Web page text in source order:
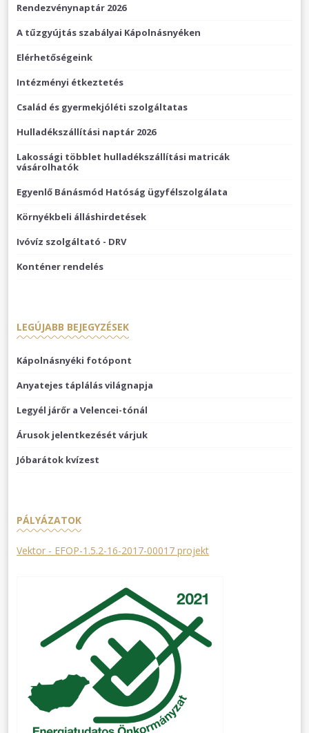
Rendezvénynaptár 2026
A tűzgyújtás szabályai Kápolnásnyéken
Elérhetőségeink
Intézményi étkeztetés
Család és gyermekjóléti szolgáltatas
Hulladékszállítási naptár 2026
Lakossági többlet hulladékszállítási matricák
vásárolhatók
Egyenlő Bánásmód Hatóság ügyfélszolgálata
Környékbeli álláshirdetések
Ivóvíz szolgáltató - DRV
Konténer rendelés
LEGÚJABB BEJEGYZÉSEK
Kápolnásnyéki fotópont
Anyatejes táplálás világnapja
Legyél járőr a Velencei-tónál
Árusok jelentkezését várjuk
Jóbarátok kvízest
PÁLYÁZATOK
Vektor - EFOP-1.5.2-16-2017-00017 projekt